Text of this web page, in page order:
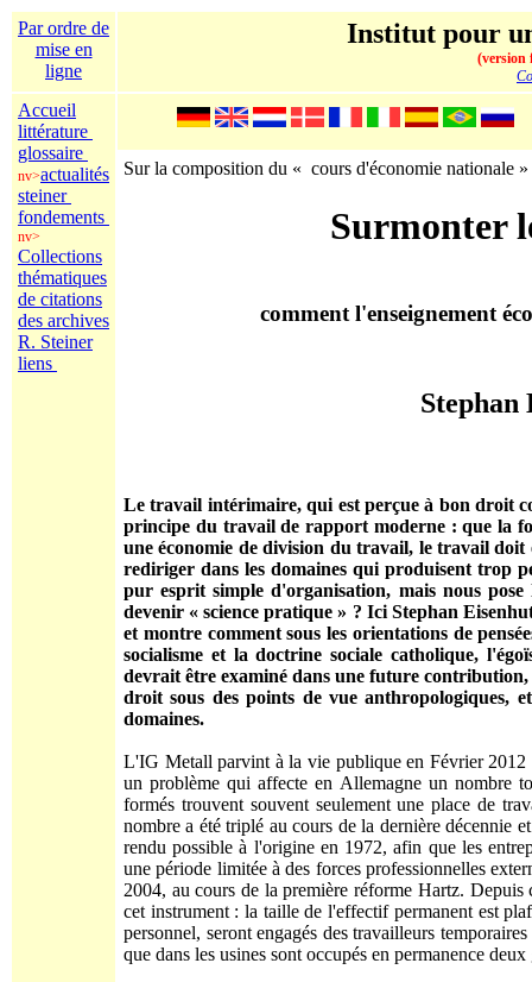
Par ordre de
mise en
ligne
Institut pour
(version
Accueil
littérature
glossaire
nv>actualités
steiner
fondements
nv>
Collections
thématiques
de citations
des archives
R. Steiner
liens
Sur la composition du « cours d'économie nationale
Surmonter
comment l'enseignement
Stephan
Le travail intérimaire, qui est perçue à bon droit
principe du travail de rapport moderne : que la
une économie de division du travail, le travail
rediriger dans les domaines qui produisent trop
pur esprit simple d'organisation, mais nous
devenir « science pratique » ? Ici Stephan
et montre comment sous les orientations de
socialisme et la doctrine sociale catholique,
devrait être examiné dans une future
droit sous des points de vue anthropologiques,
domaines.
L'IG Metall parvint à la vie publique en Février 2012
un problème qui affecte en Allemagne un nombre
formés trouvent souvent seulement une place de
nombre a été triplé au cours de la dernière décennie
rendu possible à l'origine en 1972, afin que les
une période limitée à des forces professionnelles
2004, au cours de la première réforme Hartz.
cet instrument : la taille de l'effectif permanent est
personnel, seront engagés des travailleurs
que dans les usines sont occupés en permanence